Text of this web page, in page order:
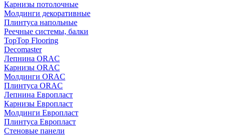
Карнизы потолочные
Молдинги декоративные
Плинтуса напольные
Реечные системы, балки
TopTop Flooring
Decomaster
Лепнина ORAC
Карнизы ORAC
Молдинги ORAC
Плинтуса ORAC
Лепнина Европласт
Карнизы Европласт
Молдинги Европласт
Плинтуса Европласт
Стеновые панели